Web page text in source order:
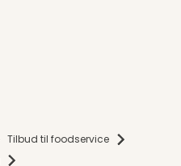
Tilbud til foodservice